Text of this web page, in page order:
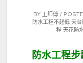
BY 王師傅
防水工程不起低 天
程 天花防
防水工程